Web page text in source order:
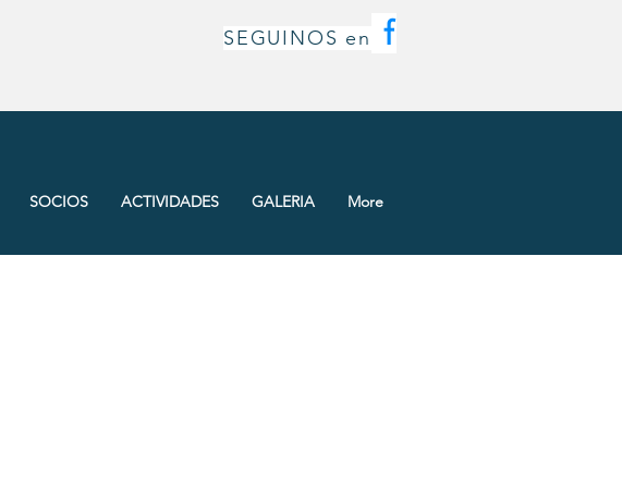
SEGUINOS en f
SOCIOS ACTIVIDADES GALERIA More